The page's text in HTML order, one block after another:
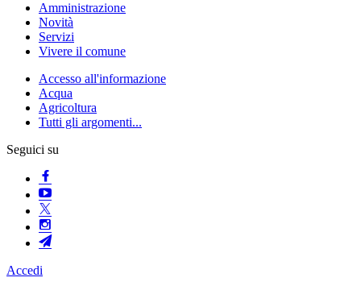
Amministrazione
Novità
Servizi
Vivere il comune
Accesso all'informazione
Acqua
Agricoltura
Tutti gli argomenti...
Seguici su
Accedi